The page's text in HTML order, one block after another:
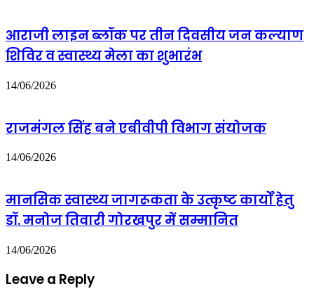
आराजी लाइन ब्लॉक पर तीन दिवसीय जन कल्याण
शिविर व स्वास्थ्य मेला का शुभारंभ
14/06/2026
राजमंगल सिंह बने एबीवीपी विभाग संयोजक
14/06/2026
मानसिक स्वास्थ्य जागरूकता के उत्कृष्ट कार्यों हेतु
डॉ. मनोज तिवारी गोरखपुर में सम्मानित
14/06/2026
Leave a Reply